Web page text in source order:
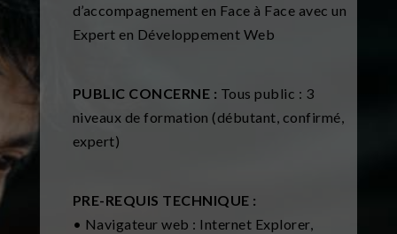
d’accompagnement en Face à Face avec un
Expert en Développement Web
PUBLIC CONCERNE : Tous public : 3
niveaux de formation (débutant, confirmé,
expert)
PRE-REQUIS TECHNIQUE :
• Navigateur web : Internet Explorer,